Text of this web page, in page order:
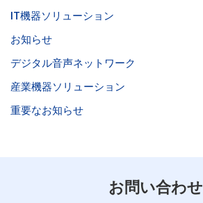
IT機器ソリューション
お知らせ
デジタル音声ネットワーク
産業機器ソリューション
重要なお知らせ
お問い合わせ